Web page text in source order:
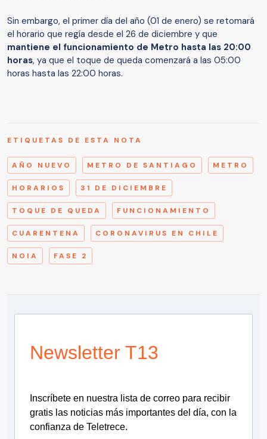
Sin embargo, el primer día del año (01 de enero) se retomará
el horario que regía desde el 26 de diciembre y que
mantiene el funcionamiento de Metro hasta las 20:00
horas, ya que el toque de queda comenzará a las 05:00
horas hasta las 22:00 horas.
ETIQUETAS DE ESTA NOTA
AÑO NUEVO METRO DE SANTIAGO METRO
HORARIOS 31 DE DICIEMBRE
TOQUE DE QUEDA FUNCIONAMIENTO
CUARENTENA CORONAVIRUS EN CHILE
NOIA FASE 2
Newsletter T13
Inscríbete en nuestra lista de correo para recibir
gratis las noticias más importantes del día, con la
confianza de Teletrece.